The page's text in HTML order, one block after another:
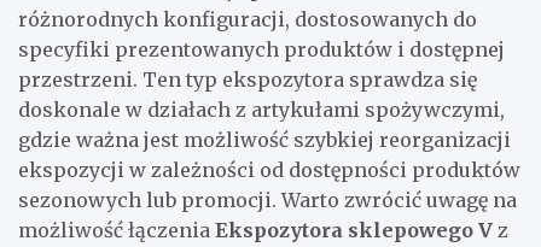
różnorodnych konfiguracji, dostosowanych do
specyfiki prezentowanych produktów i dostępnej
przestrzeni. Ten typ ekspozytora sprawdza się
doskonale w działach z artykułami spożywczymi,
gdzie ważna jest możliwość szybkiej reorganizacji
ekspozycji w zależności od dostępności produktów
sezonowych lub promocji. Warto zwrócić uwagę na
możliwość łączenia Ekspozytora sklepowego V z